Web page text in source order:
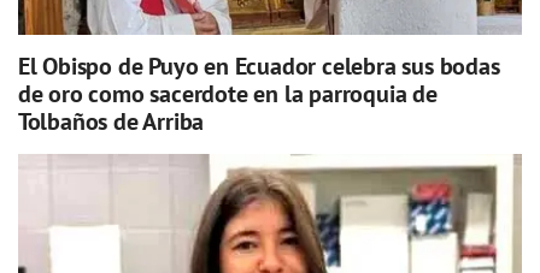
El Obispo de Puyo en Ecuador celebra sus bodas
de oro como sacerdote en la parroquia de
Tolbaños de Arriba